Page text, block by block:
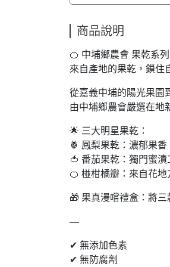
商品說明
🍊 中埔鄉農會 果乾系列
來自產地的果乾，鎖住
從嘉義中埔的陽光果園
由中埔鄉農會嚴選在地
🌟 三大明星果乾：
🍍 鳳梨果乾：濃郁果
🍅 番茄果乾：獨門蜜
🍊 椪柑橘瓣：來自花
🎁 果真漫嚐禮盒：將
—
✔ 無添加色素
✔ 無防腐劑